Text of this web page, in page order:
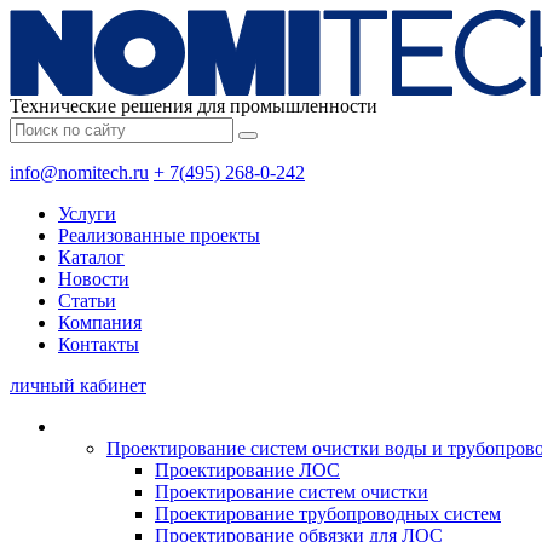
Технические решения для промышленности
info@nomitech.ru + 7(495) 268-0-242
Услуги
Реализованные проекты
Каталог
Новости
Статьи
Компания
Контакты
личный кабинет
Проектирование систем очистки воды и
Проектирование ЛОС
Проектирование систем очистки
Проектирование трубопроводных систем
Проектирование обвязки для ЛОС